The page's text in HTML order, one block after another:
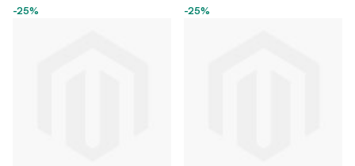
-25%
-25%